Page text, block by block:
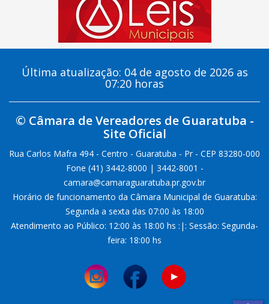
Última atualização: 04 de agosto de 2026 as
07:20 horas
© Câmara de Vereadores de Guaratuba -
Site Oficial
Rua Carlos Mafra 494 - Centro - Guaratuba - Pr - CEP 83280-000
Fone (41) 3442-8000 | 3442-8001 -
camara@camaraguaratuba.pr.gov.br
Horário de funcionamento da Câmara Municipal de Guaratuba:
Segunda a sexta das 07:00 às 18:00
Atendimento ao Público: 12:00 às 18:00 hs :|: Sessão: Segunda-
feira: 18:00 hs